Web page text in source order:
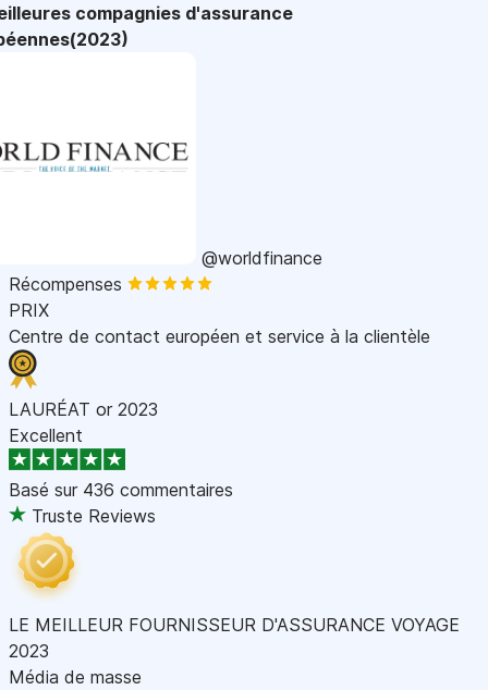
compagnies d'assurance
@worldfinance
Récompenses
PRIX
Centre de contact européen et service à la clientèle
LAURÉAT or 2023
Excellent
Basé sur 436 commentaires
Truste Reviews
LE MEILLEUR FOURNISSEUR D'ASSURANCE VOYAGE
2023
Média de masse